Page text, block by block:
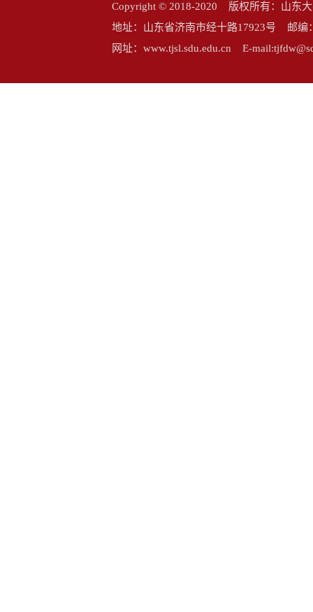
Copyright © 2018-2020 版权所有：山东
地址：山东省济南市经十路17923号 邮
网址：www.tjsl.sdu.edu.cn E-